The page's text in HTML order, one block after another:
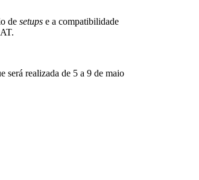
de setups e a compatibilidade
será realizada de 5 a 9 de maio